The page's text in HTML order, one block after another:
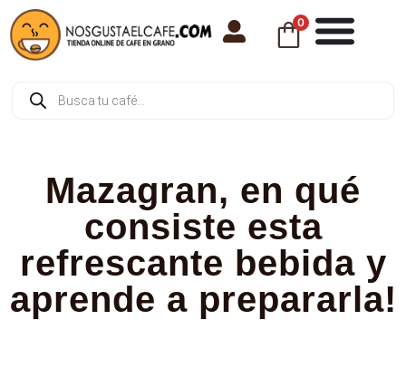
0
Mazagran, en qué
consiste esta
refrescante bebida y
aprende a prepararla!